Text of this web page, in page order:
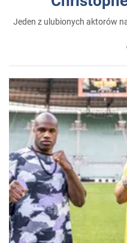
Jeden z ulubionych aktorów